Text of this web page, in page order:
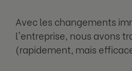
Avec les changements
l'entreprise, nous avons
(rapidement, mais